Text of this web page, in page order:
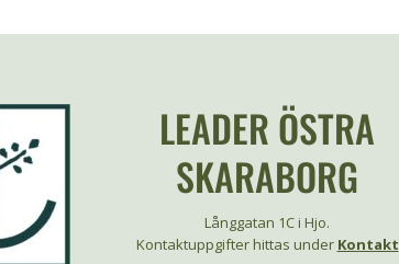
LEADER ÖSTRA
SKARABORG
Långgatan 1C i Hjo.
Kontaktuppgifter hittas under Kontakt